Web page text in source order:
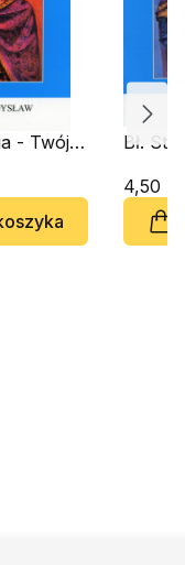
- Twój
Bł.
4,50 zł